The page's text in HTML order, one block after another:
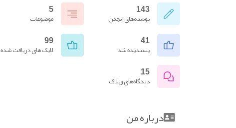
143
نوشته‌های انجمن
5
موضوعات
41
پسندیده شد
99
لایک های دریافت شده
15
دیدگاه‌های وبلاگ
درباره من